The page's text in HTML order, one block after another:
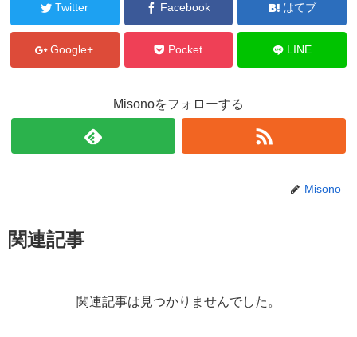
Twitter Facebook はてブ
Google+ Pocket LINE
Misonoをフォローする
Misono
関連記事
関連記事は見つかりませんでした。